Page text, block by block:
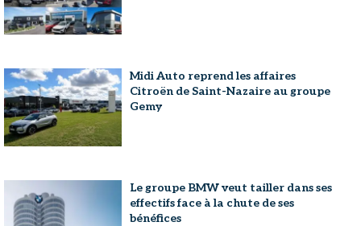
Midi Auto reprend les affaires
Citroën de Saint-Nazaire au groupe
Gemy
Le groupe BMW veut tailler dans ses
effectifs face à la chute de ses
bénéfices